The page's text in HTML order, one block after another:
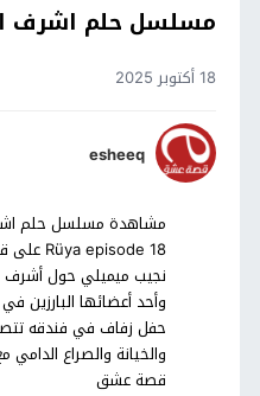
مسلسل حلم اشرف الحلقة
18 أكتوبر 2025
esheeq
نجيب ميميلي حول أشرف
وأحد أعضائها البارزين
حفل زفاف في فندقه
والخيانة والصراع
قصة عشق